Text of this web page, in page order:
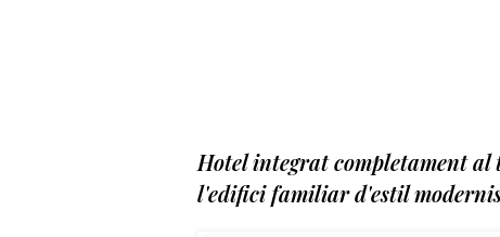
Hotel integrat completament al
l'edifici familiar d'estil